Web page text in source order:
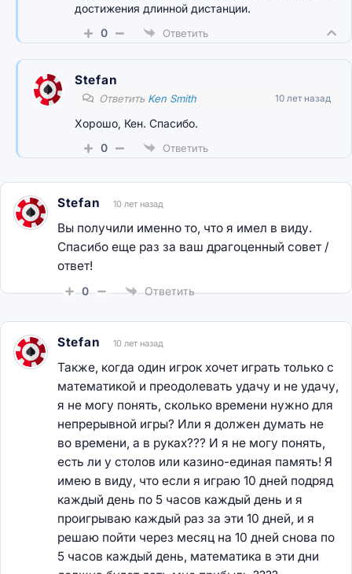
достижения длинной дистанции.
0
Ответить
Stefan
Ответить Ken Smith 10 лет назад
Хорошо, Кен. Спасибо.
0
Ответить
Stefan 10 лет назад
Вы получили именно то, что я имел в виду.
Спасибо еще раз за ваш драгоценный совет /
ответ!
0 Ответить
Stefan 10 лет назад
Также, когда один игрок хочет играть только с
математикой и преодолевать удачу и не удачу,
я не могу понять, сколько времени нужно для
непрерывной игры? Или я должен думать не
во времени, а в руках??? И я не могу понять,
есть ли у столов или казино-единая память! Я
имею в виду, что если я играю 10 дней подряд
каждый день по 5 часов каждый день и я
проигрываю каждый раз за эти 10 дней, и я
решаю пойти через месяц на 10 дней снова по
5 часов каждый день, математика в эти дни